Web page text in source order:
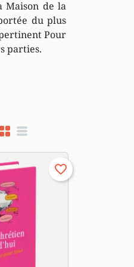
Maison de la
du plus
Pour
parties.
grid_view table_rows
favorite_border